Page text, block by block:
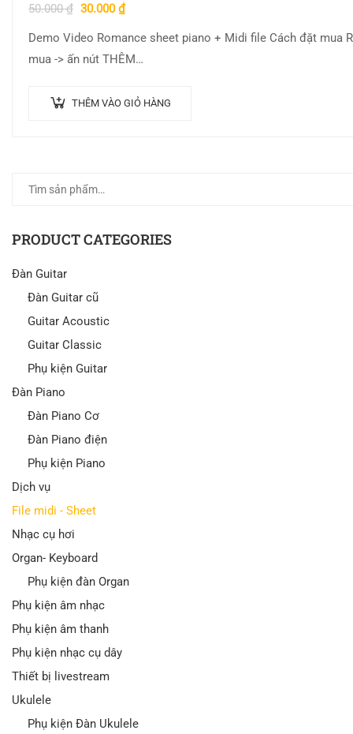
50.000₫ 30.000₫
Demo Video Romance sheet piano + Midi file Cách đặt
mua -> ấn nút THÊM…
THÊM VÀO GIỎ HÀNG
PRODUCT CATEGORIES
Đàn Guitar
Đàn Guitar cũ
Guitar Acoustic
Guitar Classic
Phụ kiện Guitar
Đàn Piano
Đàn Piano Cơ
Đàn Piano điện
Phụ kiện Piano
Dịch vụ
File midi - Sheet
Nhạc cụ hơi
Organ- Keyboard
Phụ kiện đàn Organ
Phụ kiện âm nhạc
Phụ kiện âm thanh
Phụ kiện nhạc cụ dây
Thiết bị livestream
Ukulele
Phụ kiện Đàn Ukulele